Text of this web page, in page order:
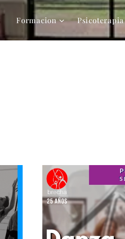
Formacion Psicoterapia